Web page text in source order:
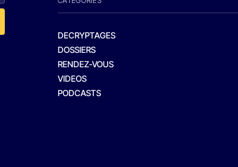
DECRYPTAGES
DOSSIERS
RENDEZ-VOUS
VIDEOS
PODCASTS